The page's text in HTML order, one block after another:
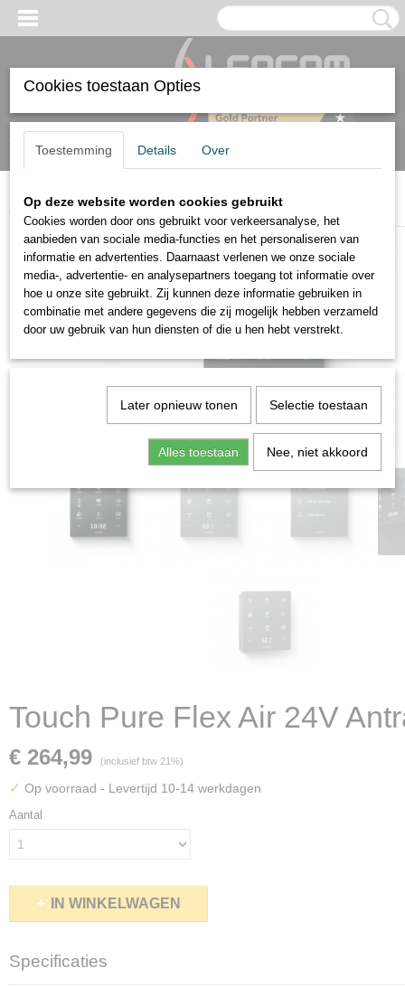
Inloggen Registreren
Home>Air>Touch Pure Flex Air 24V Antraciet
Touch Pure Flex Air 24V
€ 264,99 (inclusief btw 21%)
✓ Op voorraad - Levertijd 10-14 werkdagen
Aantal
IN WINKELWAGEN
Specificaties
Cookies toestaan Opties
Toestemming Details Over
Op deze website worden cookies gebruikt
Cookies worden door ons gebruikt voor verkeersanalyse, het
aanbieden van sociale media-functies en het personaliseren van
informatie en advertenties. Daarnaast verlenen we onze sociale
media-, advertentie- en analysepartners toegang tot informatie over
hoe u onze site gebruikt. Zij kunnen deze informatie gebruiken in
combinatie met andere gegevens die zij mogelijk hebben verzameld
door uw gebruik van hun diensten of die u hen hebt verstrekt.
Later opnieuw tonen Selectie toestaan
Alles toestaan Nee, niet akkoord